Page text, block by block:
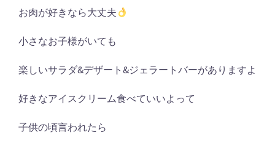
お肉が好きなら大丈夫
小さなお子様がいても
楽しいサラダ&デザート &ジェラートバーがありますよ
好きなアイスクリーム食べていいよって
子供の頃言われたら